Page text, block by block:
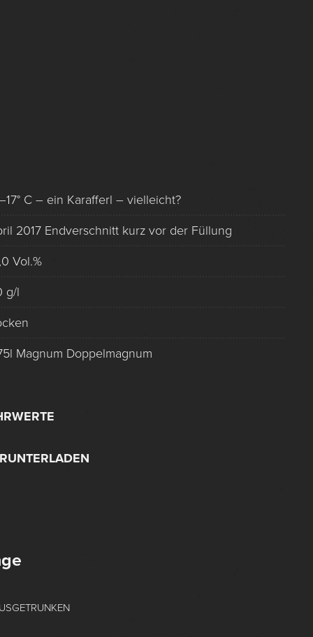
C – ein Karafferl – vielleicht?
2017 Endverschnitt kurz vor der Füllung
Vol.%
g/l
Magnum Doppelmagnum